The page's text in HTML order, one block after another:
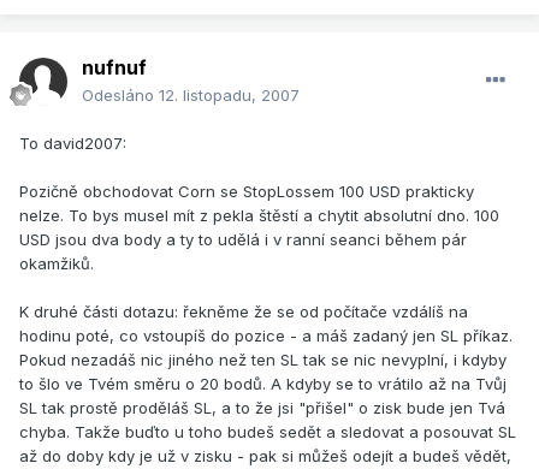
nufnuf
Odesláno 12. listopadu, 2007
To david2007:
Pozičně obchodovat Corn se StopLossem 100 USD prakticky
nelze. To bys musel mít z pekla štěstí a chytit absolutní dno. 100
USD jsou dva body a ty to udělá i v ranní seanci během pár
okamžiků.
K druhé části dotazu: řekněme že se od počítače vzdálíš na
hodinu poté, co vstoupíš do pozice - a máš zadaný jen SL příkaz.
Pokud nezadáš nic jiného než ten SL tak se nic nevyplní, i kdyby
to šlo ve Tvém směru o 20 bodů. A kdyby se to vrátilo až na Tvůj
SL tak prostě proděláš SL, a to že jsi "přišel" o zisk bude jen Tvá
chyba. Takže buďto u toho budeš sedět a sledovat a posouvat SL
až do doby kdy je už v zisku - pak si můžeš odejít a budeš vědět,